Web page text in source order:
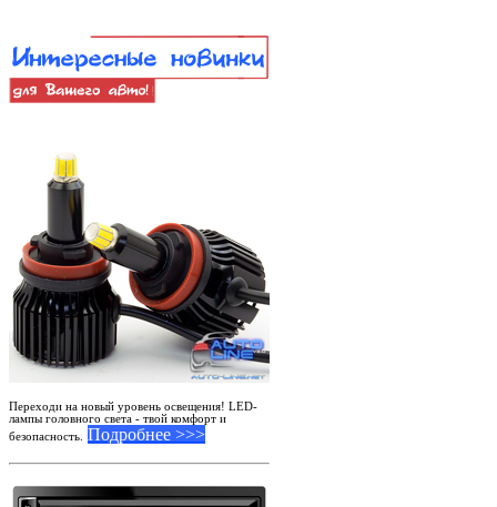
Переходи на новый уровень освещения! LED-
лампы головного света - твой комфорт и
безопасность.
Подробнее >>>